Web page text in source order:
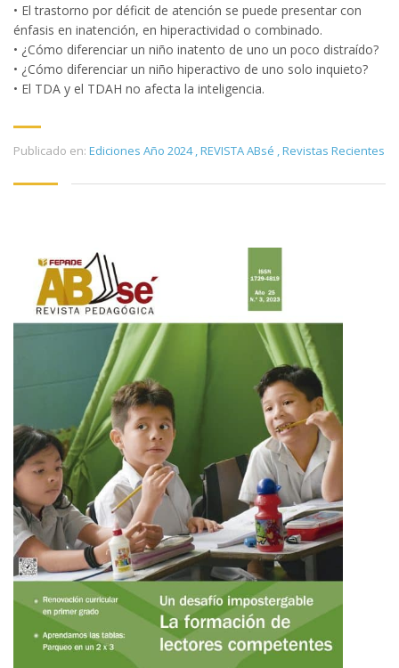
• El trastorno por déficit de atención se puede presentar con
énfasis en inatención, en hiperactividad o combinado.
• ¿Cómo diferenciar un niño inatento de uno un poco distraído?
• ¿Cómo diferenciar un niño hiperactivo de uno solo inquieto?
• El TDA y el TDAH no afecta la inteligencia.
Publicado en: Ediciones Año 2024 ,REVISTA ABsé ,Revistas Recientes